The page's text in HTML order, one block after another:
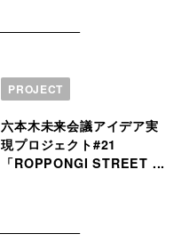
PROJECT
六本木未来会議アイデア実
現プロジェクト#21
「ROPPONGI STREET ...